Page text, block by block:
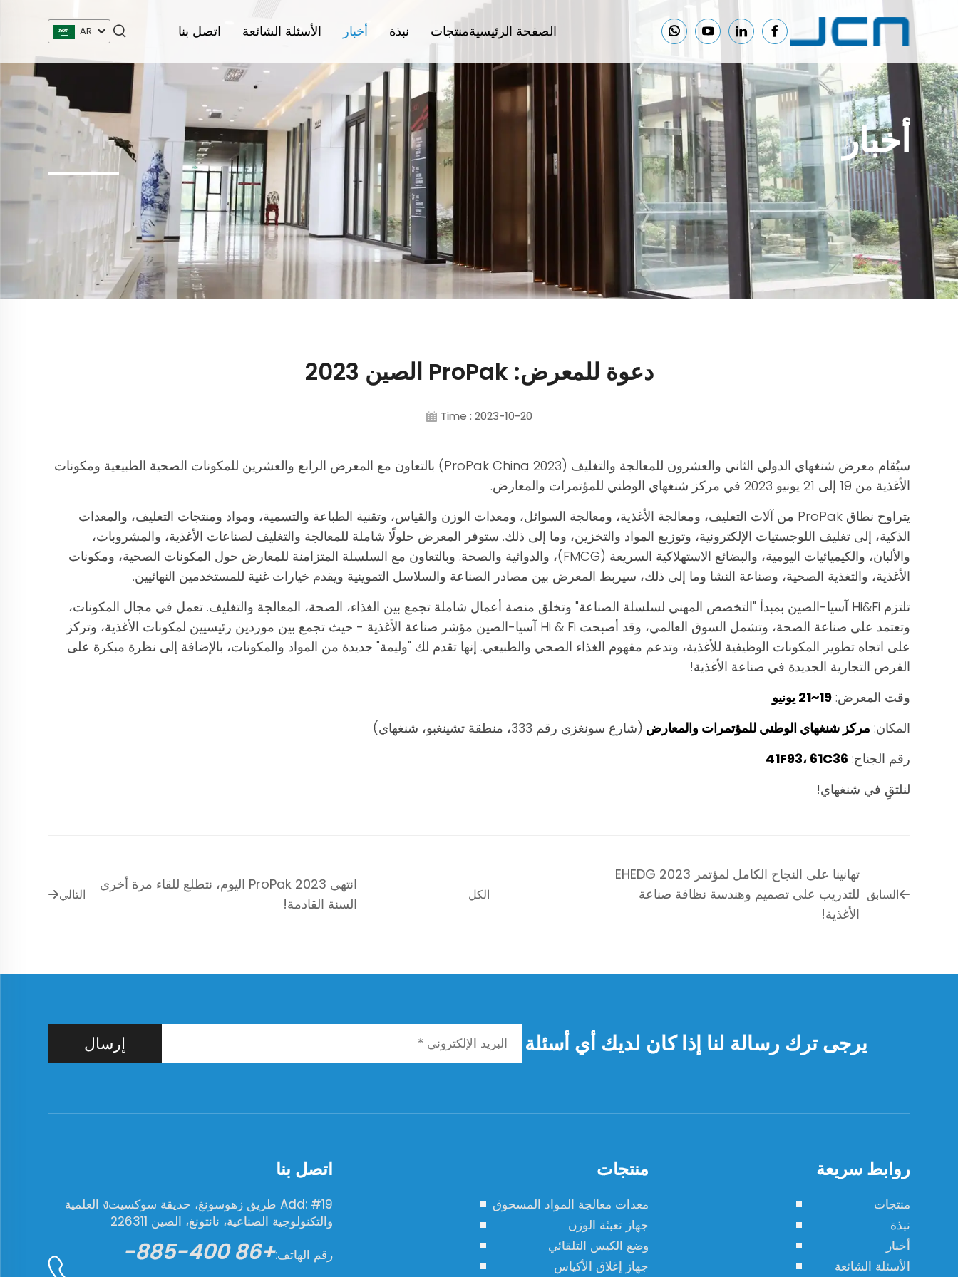
الصفحة الرئيسيةمنتجات نبذة أخبار الأسئلة الشائعة اتصل بنا AR
أخبار
دعوة للمعرض: ProPak الصين 2023
Time : 2023-10-20
سيُقام معرض شنغهاي الدولي الثاني والعشرون للمعالجة والتغليف (ProPak China 2023) بالتعاون مع المعرض الرابع والعشرين للمكونات الصحية الطبيعية ومكونات
الأغذية من 19 إلى 21 يونيو 2023 في مركز شنغهاي الوطني للمؤتمرات والمعارض.
يتراوح نطاق ProPak من آلات التغليف، ومعالجة الأغذية، ومعالجة السوائل، ومعدات الوزن والقياس، وتقنية الطباعة والتسمية، ومواد ومنتجات التغليف، والمعدات
الذكية، إلى تغليف اللوجستيات الإلكترونية، وتوزيع المواد والتخزين، وما إلى ذلك. ستوفر المعرض حلولًا شاملة للمعالجة والتغليف لصناعات الأغذية، والمشروبات،
والألبان، والكيميائيات اليومية، والبضائع الاستهلاكية السريعة (FMCG)، والدوائية والصحة. وبالتعاون مع السلسلة المتزامنة للمعارض حول المكونات الصحية، ومكونات
الأغذية، والتغذية الصحية، وصناعة النشا وما إلى ذلك، سيربط المعرض بين مصادر الصناعة والسلاسل التموينية ويقدم خيارات غنية للمستخدمين النهائيين.
تلتزم Hi&Fi آسيا-الصين بمبدأ "التخصص المهني لسلسلة الصناعة" وتخلق منصة أعمال شاملة تجمع بين الغذاء، الصحة، المعالجة والتغليف. تعمل في مجال المكونات،
وتعتمد على صناعة الصحة، وتشمل السوق العالمي، وقد أصبحت Hi & Fi آسيا-الصين مؤشر صناعة الأغذية - حيث تجمع بين موردين رئيسيين لمكونات الأغذية، وتركز
على اتجاه تطوير المكونات الوظيفية للأغذية، وتدعم مفهوم الغذاء الصحي والطبيعي. إنها تقدم لك "وليمة" جديدة من المواد والمكونات، بالإضافة إلى نظرة مبكرة على
الفرص التجارية الجديدة في صناعة الأغذية!
وقت المعرض:19~21 يونيو
المكان: مركز شنغهاي الوطني للمؤتمرات والمعارض (شارع سونغزي رقم 333، منطقة تشينغبو، شنغهاي)
رقم الجناح: 41F93، 61C36
لنلتقِ في شنغهاي!
السابق
تهانينا على النجاح الكامل لمؤتمر EHEDG 2023
للتدريب على تصميم وهندسة نظافة صناعة
الأغذية!
الكل التالي
انتهى ProPak 2023 اليوم، نتطلع للقاء مرة أخرى
السنة القادمة!
يرجى ترك رسالة لنا إذا كان لديك أي أسئلة إرسال
روابط سريعة
منتجات
نبذة
أخبار
الأسئلة الشائعة
منتجات
معدات معالجة المواد المسحوق
جهاز تعبئة الوزن
وضع الكيس التلقائي
جهاز إغلاق الأكياس
اتصل بنا
Add: #19 طريق زهوسونغ، حديقة سوكسيتง العلمية
والتكنولوجية الصناعية، نانتونغ، الصين 226311
رقم الهاتف:
+86 400-885-